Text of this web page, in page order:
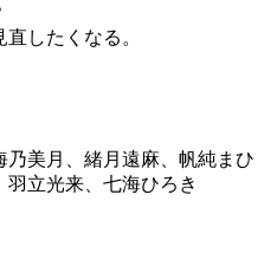
したくなる。
美月、緒月遠麻、帆純まひ
立光来、七海ひろき